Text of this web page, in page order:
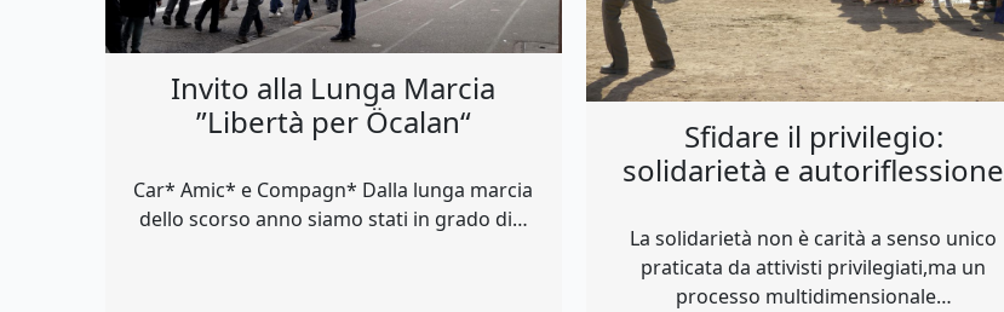
Invito alla Lunga Marcia
”Libertà per Öcalan“
Car* Amic* e Compagn* Dalla lunga marcia
dello scorso anno siamo stati in grado di…
Sfidare il privilegio:
solidarietà e autoriflessione
La solidarietà non è carità a senso unico
praticata da attivisti privilegiati,ma un
processo multidimensionale…